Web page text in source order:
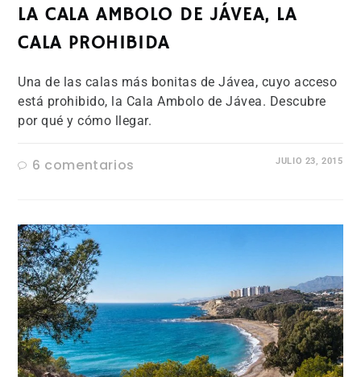
LA CALA AMBOLO DE JÁVEA, LA
CALA PROHIBIDA
Una de las calas más bonitas de Jávea, cuyo acceso
está prohibido, la Cala Ambolo de Jávea. Descubre
por qué y cómo llegar.
6 comentarios JULIO 23, 2015